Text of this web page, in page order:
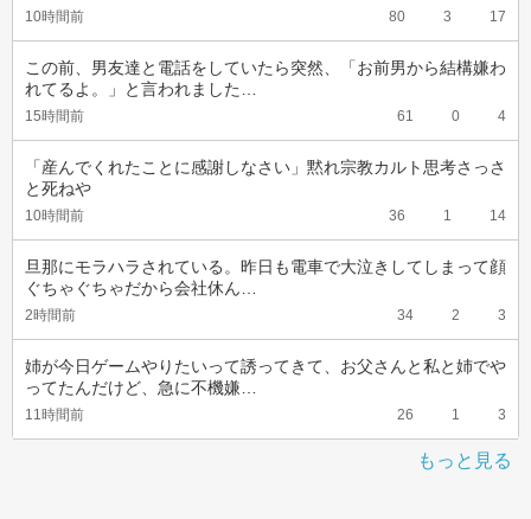
10時間前 80 3 17
この前、男友達と電話をしていたら突然、「お前男から結構嫌わ
れてるよ。」と言われました…
15時間前 61 0 4
「産んでくれたことに感謝しなさい」黙れ宗教カルト思考さっさ
と死ねや
10時間前 36 1 14
旦那にモラハラされている。昨日も電車で大泣きしてしまって顔
ぐちゃぐちゃだから会社休ん…
2時間前 34 2 3
姉が今日ゲームやりたいって誘ってきて、お父さんと私と姉でや
ってたんだけど、急に不機嫌…
11時間前 26 1 3
もっと見る